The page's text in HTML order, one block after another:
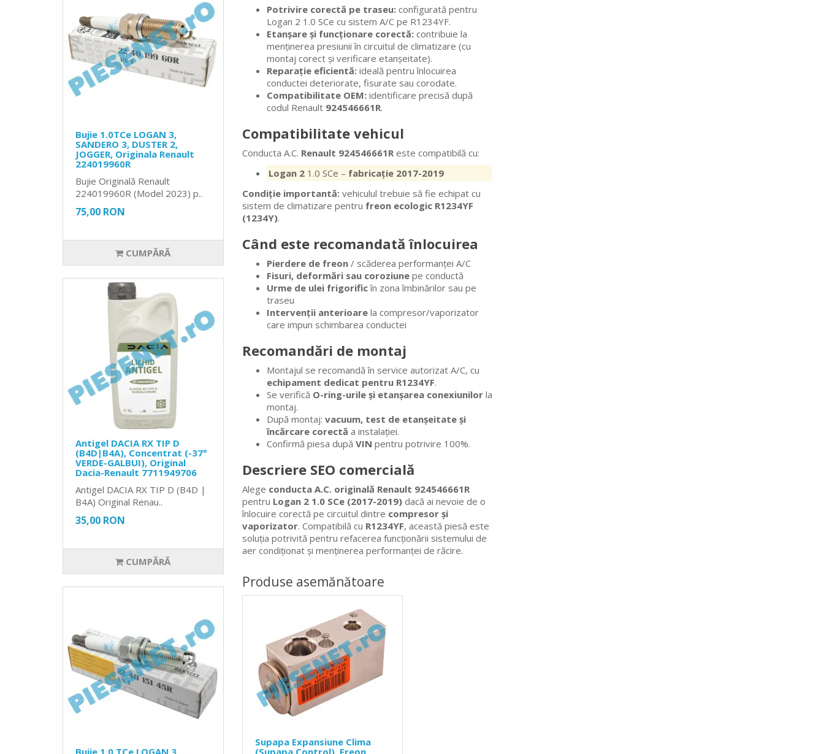
Bujie 1.0TCe LOGAN 3,
SANDERO 3, DUSTER 2,
JOGGER, Originala Renault
224019960R
Bujie Originală Renault
224019960R (Model 2023) p..
75,00 RON
CUMPĂRĂ
Antigel DACIA RX TIP D
(B4D|B4A), Concentrat (-37°
VERDE-GALBUI), Original
Dacia-Renault 7711949706
Antigel DACIA RX TIP D (B4D |
B4A) Original Renau..
35,00 RON
CUMPĂRĂ
Bujie 1.0 TCe LOGAN 3,
Potrivire corectă pe traseu:configurată pentru
Logan 2 1.0 SCe cu sistem A/C pe R1234YF.
Etanșare și funcționare corectă:contribuie la
menținerea presiunii în circuitul de climatizare (cu
montaj corect și verificare etanșeitate).
Reparație eficientă:ideală pentru înlocuirea
conductei deteriorate, fisurate sau corodate.
Compatibilitate OEM:identificare precisă după
codul Renault 924546661R.
Compatibilitate vehicul
Conducta A.C. Renault 924546661Reste compatibilă cu:
Logan 21.0 SCe – fabricație 2017-2019
Condiție importantă:vehiculul trebuie să fie echipat cu
sistem de climatizare pentru freon ecologic R1234YF
(1234Y).
Când este recomandată înlocuirea
Pierdere de freon/ scăderea performanței A/C
Fisuri, deformări sau coroziunepe conductă
Urme de ulei frigorificîn zona îmbinărilor sau pe
traseu
Intervenții anterioarela compresor/vaporizator
care impun schimbarea conductei
Recomandări de montaj
Montajul se recomandă în service autorizat A/C, cu
echipament dedicat pentru R1234YF.
Se verifică O-ring-urile și etanșarea conexiunilorla
montaj.
După montaj: vacuum, test de etanșeitate și
încărcare corectă a instalației.
Confirmă piesa după VIN pentru potrivire 100%.
Descriere SEO comercială
Alege conducta A.C. originală Renault 924546661R
pentru Logan 2 1.0 SCe (2017-2019)dacă ai nevoie de o
înlocuire corectă pe circuitul dintre compresor și
vaporizator. Compatibilă cu R1234YF, această piesă este
soluția potrivită pentru refacerea funcționării sistemului de
aer condiționat și menținerea performanței de răcire.
Produse asemănătoare
Supapa Expansiune Clima